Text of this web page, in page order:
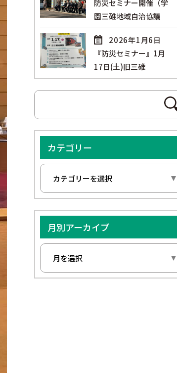
防災セミナー開催（学
園三碓地域自治協議
2026年1月6日
『防災セミナー』1月
17日(土)旧三碓
カテゴリー
月別アーカイブ